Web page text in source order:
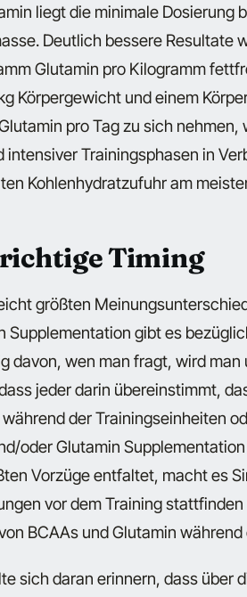
liegt die minimale Dosierung
Deutlich bessere Resultate
Glutamin pro Kilogramm
Körpergewicht und einem
pro Tag zu sich
intensiver Trainingsphasen in
Kohlenhydratzufuhr am
Timing
größten
Supplementation gibt es
davon, wen man fragt, wird
jeder darin übereinstimmt,
der Trainingseinheiten
oder Glutamin
Vorzüge entfaltet, macht es
vor dem Training
BCAAs und Glutamin
sich daran erinnern, dass über